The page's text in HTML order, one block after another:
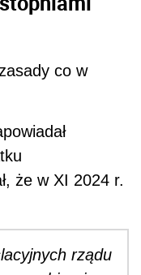
co w
że w XI 2024 r.
rządu